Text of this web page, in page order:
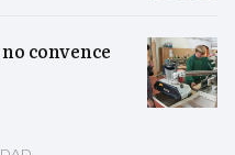
convence